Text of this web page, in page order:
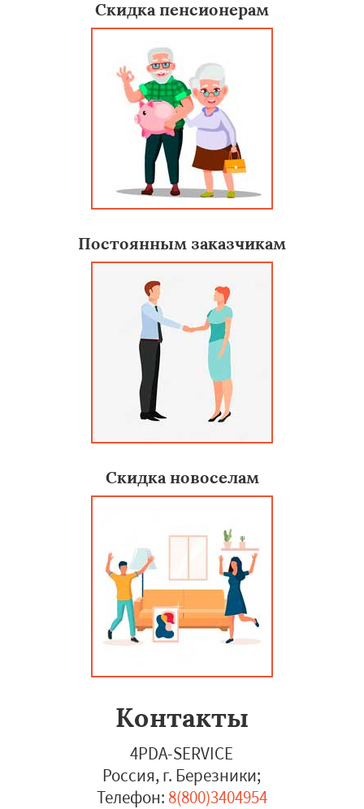
Скидка пенсионерам
Постоянным заказчикам
Скидка новоселам
Контакты
4PDA-SERVICE
Россия, г. Березники;
Телефон: 8(800)3404954